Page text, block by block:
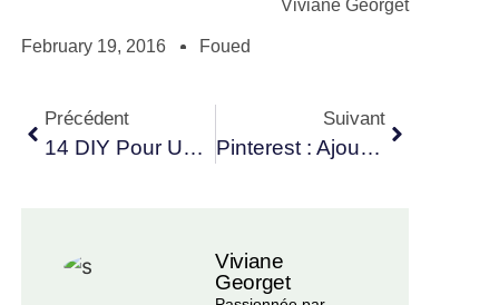
Viviane Georget
February 19, 2016 Foued
Précédent
14 DIY Pour Une Saint-Valentin Réussie
Suivant
Pinterest : Ajouter De La Couleur Dans Le Salon
Viviane
Georget